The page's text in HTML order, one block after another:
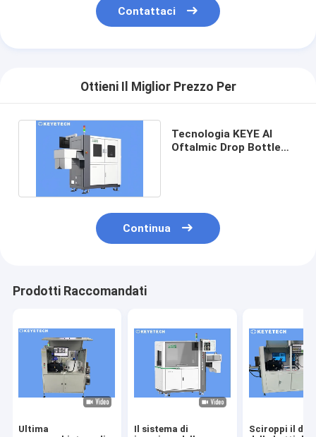
Contattaci
Ottieni Il Miglior Prezzo Per
Tecnologia KEYE AI
Oftalmic Drop Bottle
Continua
Prodotti Raccomandati
Ultima
Il sistema di
Sciroppi il